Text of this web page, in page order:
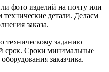
фото изделий на почту или
технические детали. Делаем
заказа.
техническому заданию
срок. Сроки минимальные
заказчика.